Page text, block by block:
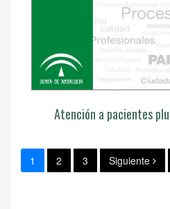
Atención a pacientes
1 2 3 Siguiente